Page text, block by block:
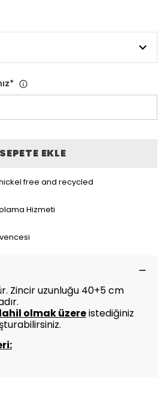
*
SEPETE EKLE
free and recycled
Hizmeti
Zincir uzunluğu 40+5 cm
olmak üzereistediğiniz